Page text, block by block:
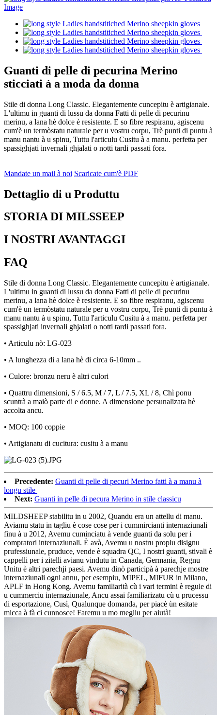
Guanti di pelle di pecurina Merino
sticciati à a moda da donna
Stile di donna Long Classic. Elegantemente cuncepitu è ​​artigianale.
L'ultimu in guanti di lussu da donna Fatti di pelle di pecurinu
merinu, a lana hè dolce è resistente. E so fibre respiranu, agiscenu
cum'è un termòstatu naturale per u vostru corpu, Trè punti di puntu à
manu nantu à u spinu, Tuttu l'articulu Cusitu à a manu. perfetta per
spassighjati invernali ghjalati o notti tardi passati fora.
Mandate un mail à noi Scaricate cum'è PDF
Dettaglio di u Produttu
STORIA DI MILSSEEP
I NOSTRI AVANTAGGI
FAQ
Stile di donna Long Classic. Elegantemente cuncepitu è ​​artigianale.
L'ultimu in guanti di lussu da donna Fatti di pelle di pecurinu
merinu, a lana hè dolce è resistente. E so fibre respiranu, agiscenu
cum'è un termòstatu naturale per u vostru corpu, Trè punti di puntu à
manu nantu à u spinu, Tuttu l'articulu Cusitu à a manu. perfetta per
spassighjati invernali ghjalati o notti tardi passati fora.
• Articulu nò: LG-023
• A lunghezza di a lana hè di circa 6-10mm ..
• Culore: bronzu neru è altri culori
• Quattru dimensioni, S / 6.5, M / 7, L / 7.5, XL / 8, Chì ponu
scuntrà a maiò parte di e donne. A dimensione persunalizata hè
accolta ancu.
• MOQ: 100 coppie
• Artigianatu di cucitura: cusitu à a manu
Precedente: Guanti di pelle di pecuri Merino fatti à a manu à
longu stile
Next: Guanti in pelle di pecura Merino in stile classicu
MILDSHEEP stabilitu in u 2002, Quandu era un attellu di manu.
Aviamu statu in tagliu è cose cose per i cummircianti internaziunali
finu à u 2012, Avemu cuminciatu à vende guanti da solu per i
compratori internaziunali. È avà, Avemu u nostru propiu disignu
prufessiunale, pruduce, vende è squadra QC, I nostri guanti, stivali è
cappelli per i zitelli avianu vindutu in Canada, Germania, Regnu
Unitu è ​​altri parechji paesi. Avemu dinò participà à parechje mostre
internaziunali ogni annu, per esempiu, MIPEL, MIFUR in Milano,
APLF in Hong Kong. Avemu familiarità cù i vari termini è regule di
u cummerciu internaziunale, Ancu assai familiarizatu cù u prucessu
di esportazione, Cusì, Qualunque domanda, per piacè ùn esitate
micca à fà ci cunnosce! Faremu u mo megliu per aiutà!